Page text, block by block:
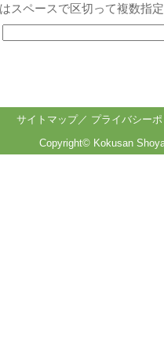
スペースで区切って複数指
サイトマップ／ プライバシー
Copyright© Kokusan